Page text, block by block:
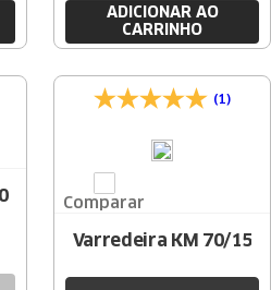
ADICIONAR AO
CARRINHO
(1)
Comparar
Varredeira KM 70/15